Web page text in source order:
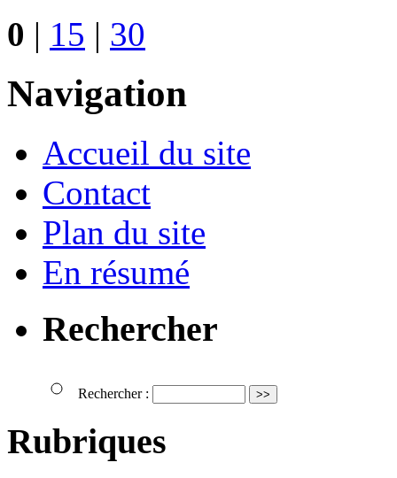
0 | 15 | 30
Navigation
Accueil du site
Contact
Plan du site
En résumé
Rechercher
Rechercher :
Rubriques